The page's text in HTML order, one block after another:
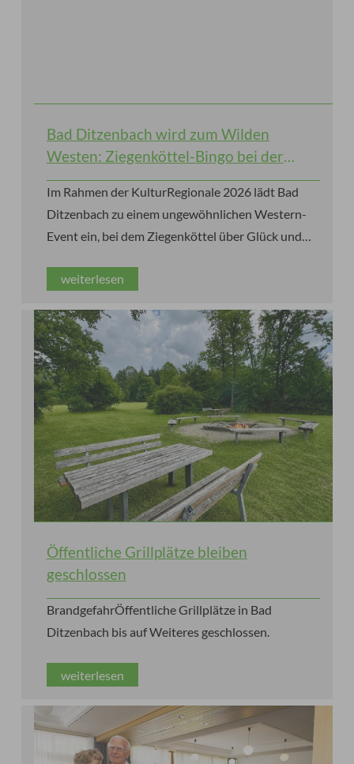
Bad Ditzenbach wird zum Wilden
Westen: Ziegenköttel-Bingo bei der
KulturRegionale 2026
Im Rahmen der KulturRegionale 2026 lädt Bad
Event ein, bei dem Ziegenköttel über Glück und
weiterlesen
Öffentliche Grillplätze bleiben
geschlossen
Ditzenbach bis auf Weiteres geschlossen.
weiterlesen